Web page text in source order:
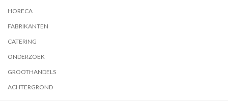
HORECA
FABRIKANTEN
CATERING
ONDERZOEK
GROOTHANDELS
ACHTERGROND